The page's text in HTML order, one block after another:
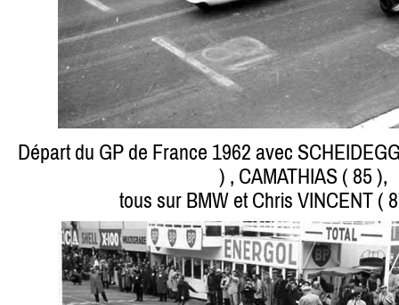
Départ du GP de France 1962 avec
) , CAMATHIAS ( 85 ),
tous sur BMW et Chris VINCENT (